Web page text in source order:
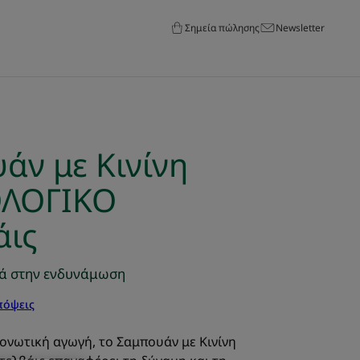
Σημεία πώλησης Newsletter
με Κινίνη
στην ενδυνάμωση
αγωγή, το Σαμπουάν με Κινίνη